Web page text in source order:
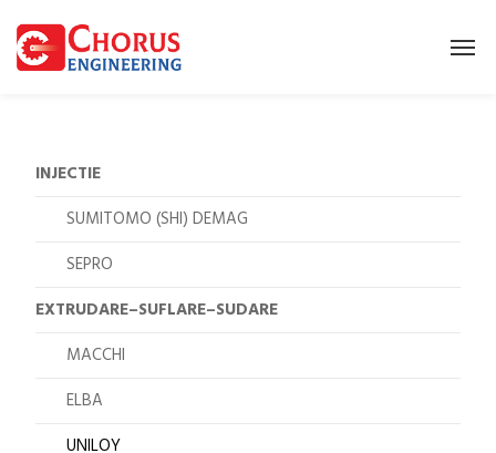
INJECTIE
SUMITOMO (SHI) DEMAG
SEPRO
EXTRUDARE–SUFLARE–SUDARE
MACCHI
ELBA
UNILOY